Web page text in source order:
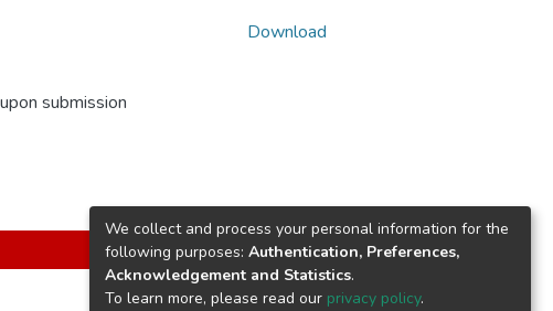
submission
Download
We collect and process your personal information for the
following purposes: Authentication, Preferences,
Acknowledgement and Statistics.
To learn more, please read our privacy policy.